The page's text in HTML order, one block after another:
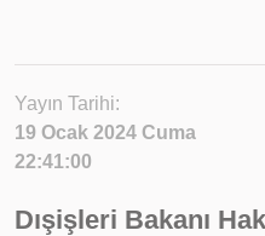
Yayın Tarihi:
19 Ocak 2024 Cuma
22:41:00
Dışişleri Bakanı